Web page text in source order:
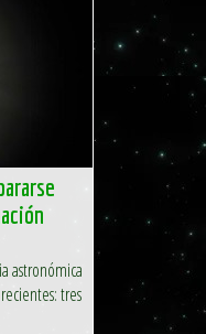
astronómica
tres